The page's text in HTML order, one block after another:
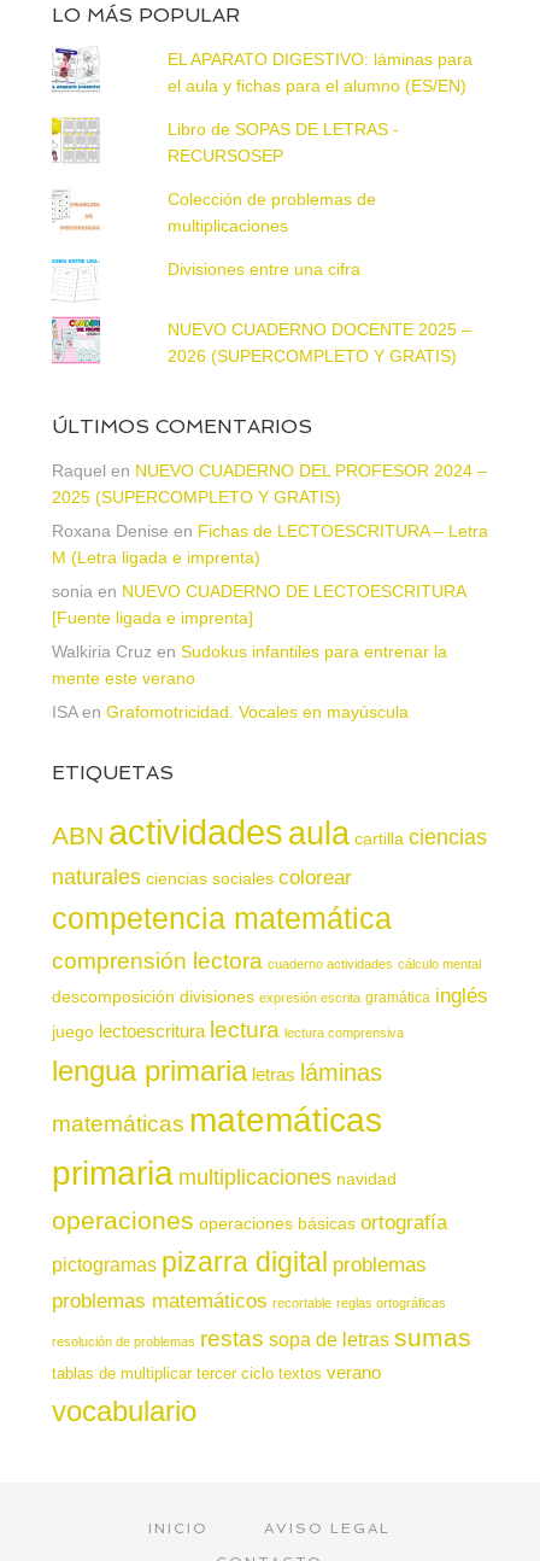
LO MÁS POPULAR
EL APARATO DIGESTIVO: láminas para
el aula y fichas para el alumno (ES/EN)
Libro de SOPAS DE LETRAS -
RECURSOSEP
Colección de problemas de
multiplicaciones
Divisiones entre una cifra
NUEVO CUADERNO DOCENTE 2025 –
2026 (SUPERCOMPLETO Y GRATIS)
ÚLTIMOS COMENTARIOS
Raquel en NUEVO CUADERNO DEL PROFESOR 2024 –
2025 (SUPERCOMPLETO Y GRATIS)
Roxana Denise en Fichas de LECTOESCRITURA – Letra
M (Letra ligada e imprenta)
sonia en NUEVO CUADERNO DE LECTOESCRITURA
[Fuente ligada e imprenta]
Walkiria Cruz en Sudokus infantiles para entrenar la
mente este verano
ISAen Grafomotricidad. Vocales en mayúscula
ETIQUETAS
ABN actividadesaula cartilla ciencias
naturales ciencias sociales colorear
competencia matemática
comprensión lectora cuaderno actividades cálculo mental
descomposición divisiones expresión escrita gramática inglés
juego lectoescritura lectura lectura comprensiva
lengua primaria letras láminas
matemáticas matemáticas
primaria multiplicaciones navidad
operaciones operaciones básicas ortografía
pictogramas pizarra digital problemas
problemas matemáticos recortable reglas ortográficas
resolución de problemas restas sopa de letras sumas
tablas de multiplicar tercer ciclo textos verano
vocabulario
INICIO
AVISO LEGAL